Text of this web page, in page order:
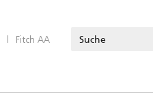
| Fitch AA